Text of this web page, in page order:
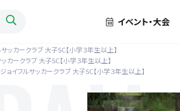
イベント・大会
ッカークラブ 大子SC【小学３年生以上】
カークラブ 大子SC【小学３年生以上】
ジョイフルサッカークラブ 大子SC【小学３年生以上】